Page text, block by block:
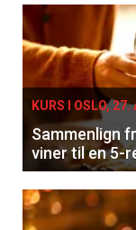
KURS I OSLO, 27.
Sammenlign
viner til en 5-